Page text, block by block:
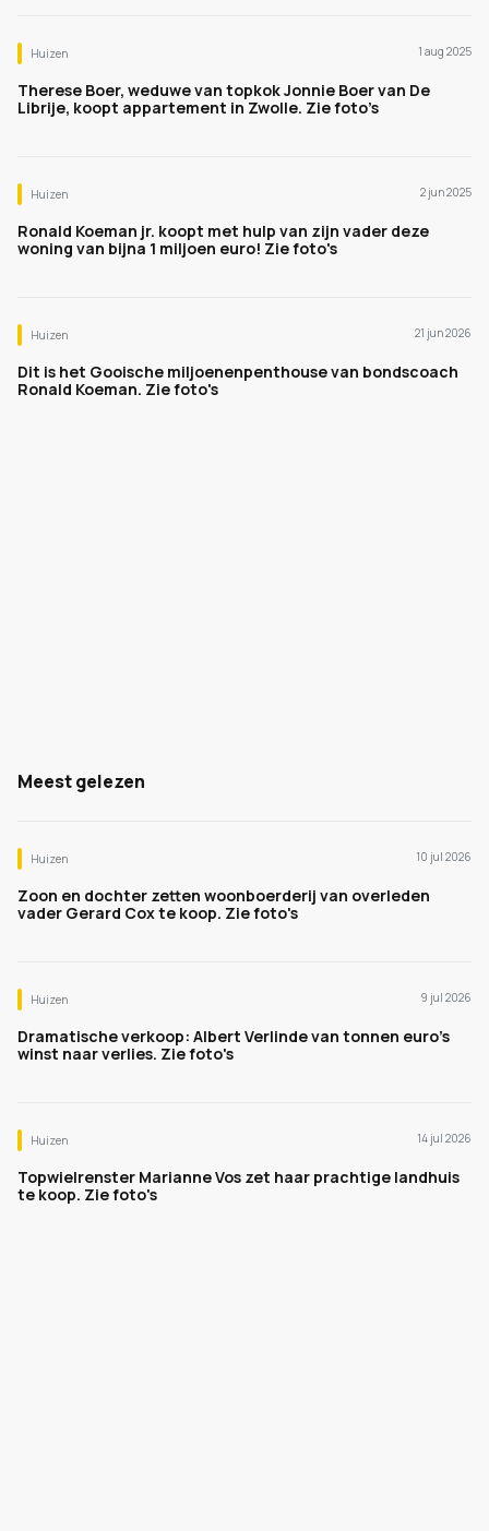
Huizen 1 aug 2025
Therese Boer, weduwe van topkok Jonnie Boer van De
Librije, koopt appartement in Zwolle. Zie foto’s
Huizen 2 jun 2025
Ronald Koeman jr. koopt met hulp van zijn vader deze
woning van bijna 1 miljoen euro! Zie foto's
Huizen 21 jun 2026
Dit is het Gooische miljoenenpenthouse van bondscoach
Ronald Koeman. Zie foto's
Meest gelezen
Huizen 10 jul 2026
Zoon en dochter zetten woonboerderij van overleden
vader Gerard Cox te koop. Zie foto's
Huizen 9 jul 2026
Dramatische verkoop: Albert Verlinde van tonnen euro's
winst naar verlies. Zie foto's
Huizen 14 jul 2026
Topwielrenster Marianne Vos zet haar prachtige landhuis
te koop. Zie foto's